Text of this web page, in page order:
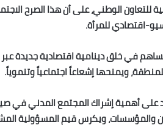
للتعاون الوطني، على أن هذا الصرح
اقتصادي للمرأة.
يساهم في خلق دينامية اقتصادية جديدة
ويمنحها إشعاعاً اجتماعياً وتنموياً.
أهمية إشراك المجتمع المدني في
والمؤسسات، ويكرس قيم المسؤولية